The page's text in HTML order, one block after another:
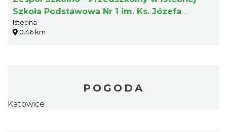
Szkoła Podstawowa Nr 1 im. Ks. Józefa
Londzina
Istebna
0.46 km
POGODA
Katowice